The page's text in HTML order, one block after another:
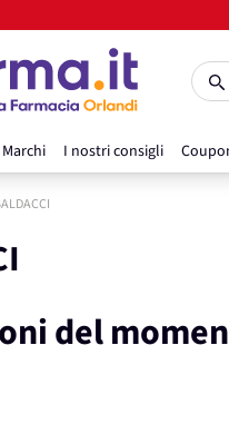
Marchi I nostri consigli
del